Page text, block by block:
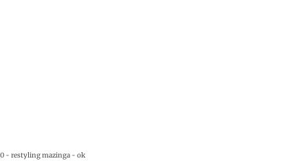
0 - restyling mazinga - ok